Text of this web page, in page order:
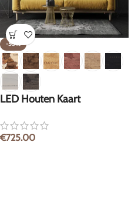
-50%
LED Houten Kaart
€725.00